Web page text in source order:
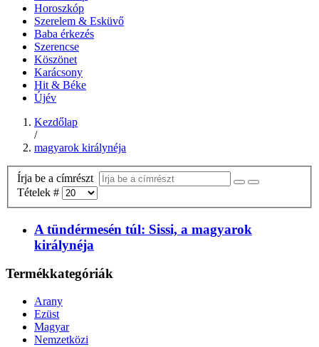
Horoszkóp
Szerelem & Esküvő
Baba érkezés
Szerencse
Köszönet
Karácsony
Hit & Béke
Újév
Kezdőlap
/
magyarok királynéja
Írja be a címrészt
Tételek #
A tündérmesén túl: Sissi, a magyarok
királynéja
Termékkategóriák
Arany
Ezüst
Magyar
Nemzetközi